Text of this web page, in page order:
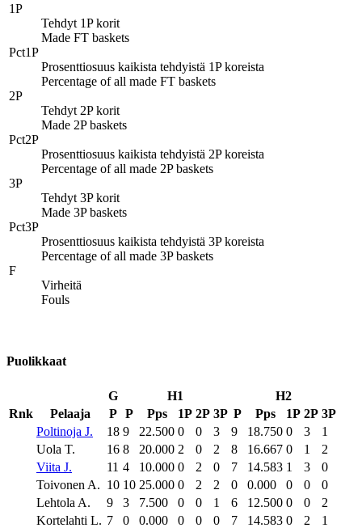
1P
Tehdyt 1P korit
Made FT baskets
Pct1P
Prosenttiosuus kaikista tehdyistä 1P koreista
Percentage of all made FT baskets
2P
Tehdyt 2P korit
Made 2P baskets
Pct2P
Prosenttiosuus kaikista tehdyistä 2P koreista
Percentage of all made 2P baskets
3P
Tehdyt 3P korit
Made 3P baskets
Pct3P
Prosenttiosuus kaikista tehdyistä 3P koreista
Percentage of all made 3P baskets
F
Virheitä
Fouls
Puolikkaat
G H1
H2
Rnk
Pelaaja P P Pps 1P 2P 3P P Pps 1P 2P 3P
Poltinoja J.
18 9 22.500 0 0 3 9 18.750 0 3
1
Uola T.
16 8 20.000 2 0 2 8 16.667 0 1
2
Viita J.
11 4 10.000 0 2 0 7 14.583 1 3
0
Toivonen A. 10 10 25.000 0 2 2 0 0.000 0 0
0
Lehtola A.
9 3 7.500 0 0 1 6 12.500 0 0
2
Kortelahti L. 7 0 0.000 0 0 0 7 14.583 0 2
1